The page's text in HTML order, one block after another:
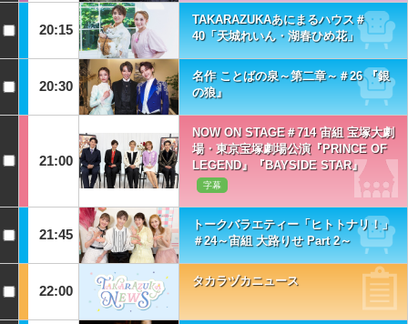
20:15
TAKARAZUKAあにまるハウス＃
40「天城れいん・湖春ひめ花」
20:30
名作 ことばの泉～第二章～＃26 『銀
の狼』
21:00
NOW ON STAGE＃714 宙組 宝塚大劇
場・東京宝塚劇場公演『PRINCE OF
LEGEND』『BAYSIDE STAR』
字幕
21:45
トークバラエティー「ヒトトナリ！」
＃24～宙組 大路りせ Part 2～
22:00
タカラヅカニュース